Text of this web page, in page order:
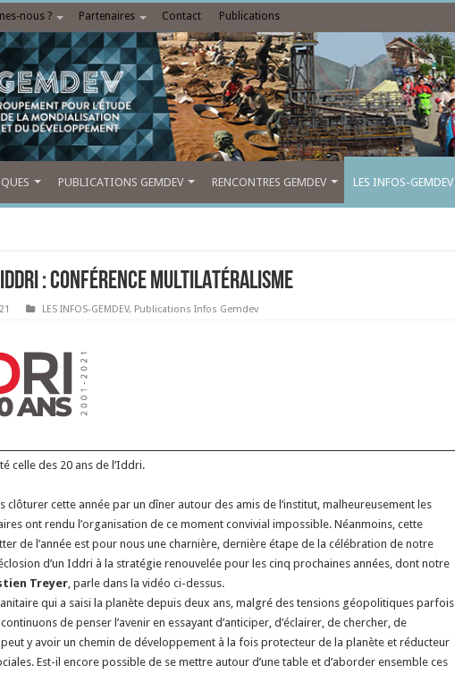
nous ? Partenaires Contact Publications
PUBLICATIONS GEMDEV RENCONTRES GEMDEV LES INFOS-GEMDEV
: CONFÉRENCE MULTILATÉRALISME
LES INFOS-GEMDEV, Publications Infos Gemdev
celle des 20 ans de l’Iddri.
clôturer cette année par un dîner autour des amis de l’institut, malheureusement les
ont rendu l’organisation de ce moment convivial impossible. Néanmoins, cette
de l’année est pour nous une charnière, dernière étape de la célébration de notre
d’un Iddri à la stratégie renouvelée pour les cinq prochaines années, dont notre
Treyer, parle dans la vidéo ci-dessus.
qui a saisi la planète depuis deux ans, malgré des tensions géopolitiques parfois
de penser l’avenir en essayant d’anticiper, d’éclairer, de chercher, de
peut y avoir un chemin de développement à la fois protecteur de la planète et réducteur
Est-il encore possible de se mettre autour d’une table et d’aborder ensemble ces